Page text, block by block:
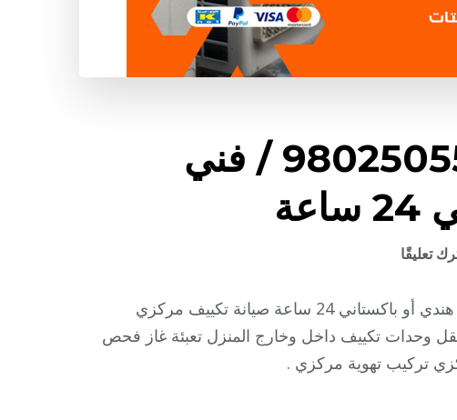
فني مكيفات حطين / 98025055 / فني
تعليقًا
مكيفات
حطين
98025055
أفضل فني مكيفات حطين الكويت فني تكييف مركزي هندي أو باكستاني 24 ساعة صيانة تكييف مركزي
وحدات تكييف داخل وخارج المنزل تعبئة غاز فحص
تركيب تهوية مركزي .